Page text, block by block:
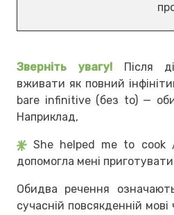
Зверніть увагу!
Після
вживати як повний
bare infinitive (без to) —
Наприклад,
She helped me to
допомогла мені
Обидва речення
сучасній повсякденній